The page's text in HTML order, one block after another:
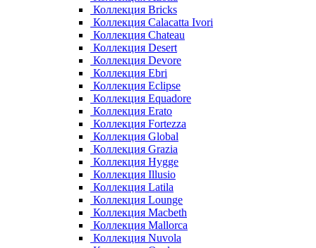
Коллекция Bricks
Коллекция Calacatta Ivori
Коллекция Chateau
Коллекция Desert
Коллекция Devore
Коллекция Ebri
Коллекция Eclipse
Коллекция Equadore
Коллекция Erato
Коллекция Fortezza
Коллекция Global
Коллекция Grazia
Коллекция Hygge
Коллекция Illusio
Коллекция Latila
Коллекция Lounge
Коллекция Macbeth
Коллекция Mallorca
Коллекция Nuvola